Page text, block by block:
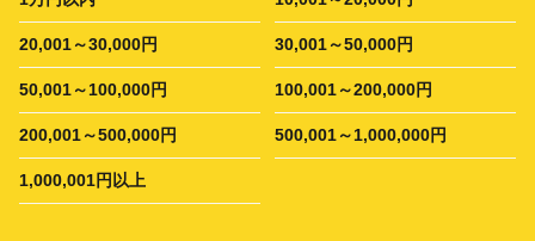
20,001～30,000円 30,001～50,000円
50,001～100,000円 100,001～200,000円
200,001～500,000円 500,001～1,000,000円
1,000,001円以上